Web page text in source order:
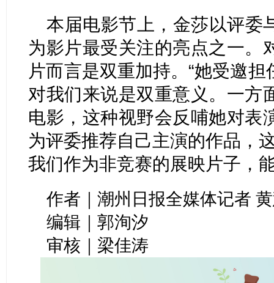
本届电影节上，金莎以评委
为影片最受关注的亮点之一。
片而言是双重加持。“她受邀
对我们来说是双重意义。一方
电影，这种视野会反哺她对表
为评委推荐自己主演的作品，
我们作为非竞赛的展映片子，
作者｜潮州日报全媒体记者
编辑｜郭洵汐
审核｜梁佳涛